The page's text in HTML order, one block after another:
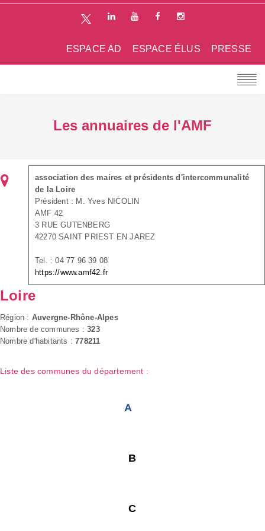
PRESSE
ESPACE ÉLUS
ESPACE AD
Les annuaires de l'AMF
association des maires et présidents d'intercommunalité
de la Loire
Président : M. Yves NICOLIN
AMF 42
3 RUE GUTENBERG
42270 SAINT PRIEST EN JAREZ
Tel. : 04 77 96 39 08
https://www.amf42.fr
Loire
Région : Auvergne-Rhône-Alpes
Nombre de communes :323
Nombre d'habitants :778211
Liste des communes du département :
A
B
C